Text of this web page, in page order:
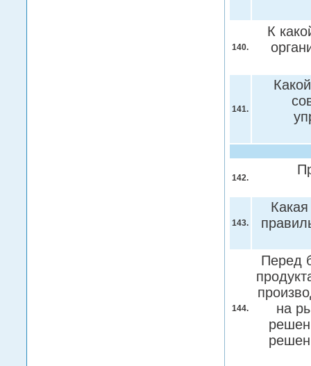
140.
К
141.
142.
143.
144.
Перед
на